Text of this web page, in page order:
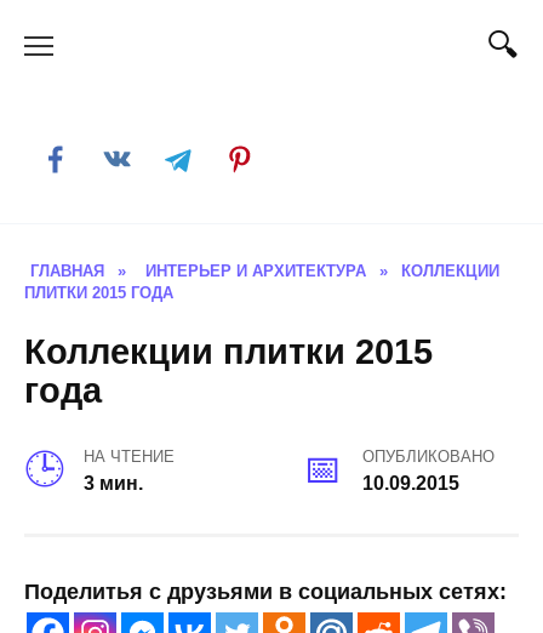
ГЛАВНАЯ » ИНТЕРЬЕР И АРХИТЕКТУРА »
КОЛЛЕКЦИИ
ПЛИТКИ 2015 ГОДА
Коллекции плитки 2015
года
НА ЧТЕНИЕ
3 мин.
ОПУБЛИКОВАНО
10.09.2015
Поделитья с друзьями в социальных сетях: